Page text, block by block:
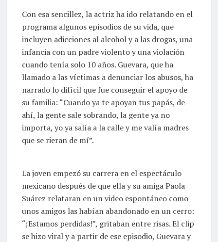
Con esa sencillez, la actriz ha ido relatando en el
programa algunos episodios de su vida, que
incluyen adicciones al alcohol y a las drogas, una
infancia con un padre violento y una violación
cuando tenía solo 10 años. Guevara, que ha
llamado a las víctimas a denunciar los abusos, ha
narrado lo difícil que fue conseguir el apoyo de
su familia: “Cuando ya te apoyan tus papás, de
ahí, la gente sale sobrando, la gente ya no
importa, yo ya salía a la calle y me valía madres
que se rieran de mí”.
La joven empezó su carrera en el espectáculo
mexicano después de que ella y su amiga Paola
Suárez relataran en un video espontáneo como
unos amigos las habían abandonado en un cerro:
“¡Estamos perdidas!”, gritaban entre risas. El clip
se hizo viral y a partir de ese episodio, Guevara y